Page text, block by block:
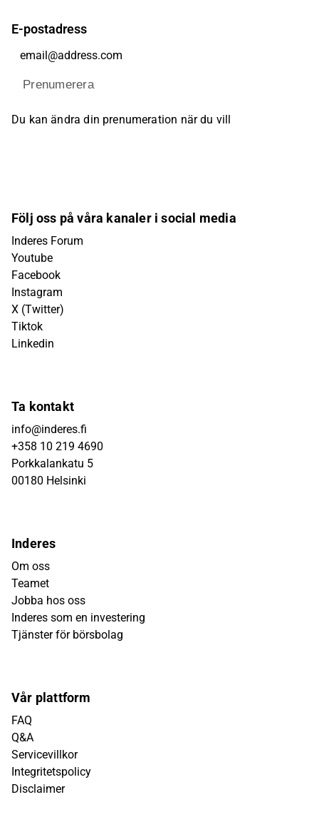
E-postadress
Prenumerera
Du kan ändra din prenumeration när du vill
Följ oss på våra kanaler i social media
Inderes Forum
Youtube
Facebook
Instagram
X (Twitter)
Tiktok
Linkedin
Ta kontakt
info@inderes.fi
+358 10 219 4690
Porkkalankatu 5
00180 Helsinki
Inderes
Om oss
Teamet
Jobba hos oss
Inderes som en investering
Tjänster för börsbolag
Vår plattform
FAQ
Q&A
Servicevillkor
Integritetspolicy
Disclaimer